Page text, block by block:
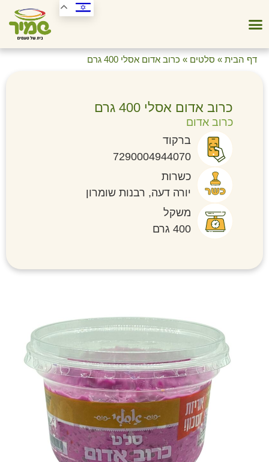
כרוב אדום אסלי 400 גרם
כרוב אדום
ברקוד
7290004944070
כשרות
יורה דעה, רבנות שומרון
משקל
400 גרם
דף הבית » סלטים » כרוב אדום אסלי 400 גרם